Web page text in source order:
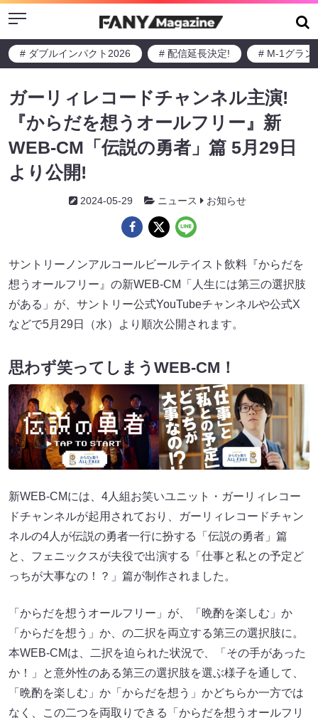
Menu
# ダブルインパクト2026 # 配信延長決定! # M-1グラン
ガーリィレコードチャンネル主演!
『からだを想うオールフリー』新
WEB-CM「伝説の勇者」篇 5月29日
より公開!
2024-05-29 ニュース お知らせ
サントリーノンアルコールビールテイスト飲料『からだを
想うオールフリー』の新WEB-CM「人生には第三の選択肢
がある」が、サントリー公式YouTubeチャンネルや公式X
などで5月29日（水）より順次公開されます。
思わず笑ってしまうWEB-CM！
新WEB-CMには、4人組お笑いユニット・ガーリィレコー
ドチャンネルが起用されており、ガーリィレコードチャン
ネルの4人が伝説の勇者一行に扮する「伝説の勇者」篇
と、フェニックスが夫役で出演する「仕事と私との予定ど
っちが大事なの！？」篇が制作されました。
「からだを想うオールフリー」が、「晩酌を楽しむ」か
「からだを想う」か、の二択を両立する第三の選択肢に。
本WEB-CMは、二択を迫られた状況で、「その手があった
か！」と意外性のある第三の選択肢を選ぶ様子を通して、
「晩酌を楽しむ」か「からだを想う」かどちらか一方では
なく、この二つを両取りできる「からだを想うオールフリ